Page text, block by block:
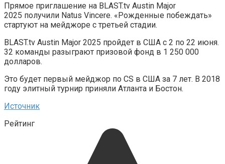
Прямое приглашение на BLAST.tv Austin Major
2025 получили Natus Vincere. «Рожденные побеждать»
стартуют на мейджоре с третьей стадии.
BLAST.tv Austin Major 2025 пройдет в США с 2 по 22 июня.
32 команды разыграют призовой фонд в 1 250 000
долларов.
Это будет первый мейджор по CS в США за 7 лет. В 2018
году элитный турнир приняли Атланта и Бостон.
Источник
Рейтинг